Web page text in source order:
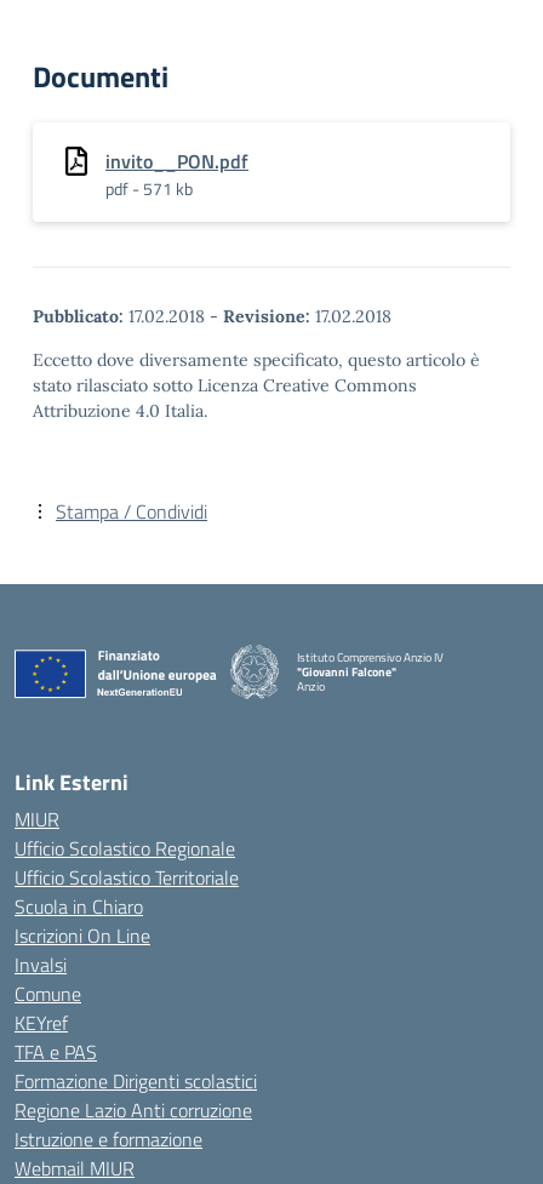
Documenti
invito__PON.pdf
pdf - 571 kb
Pubblicato: 17.02.2018 - Revisione: 17.02.2018
Eccetto dove diversamente specificato, questo articolo è
stato rilasciato sotto Licenza Creative Commons
Attribuzione 4.0 Italia.
Stampa / Condividi
Istituto Comprensivo Anzio IV
"Giovanni Falcone"
Anzio
Link Esterni
MIUR
Ufficio Scolastico Regionale
Ufficio Scolastico Territoriale
Scuola in Chiaro
Iscrizioni On Line
Invalsi
Comune
KEYref
TFA e PAS
Formazione Dirigenti scolastici
Regione Lazio Anti corruzione
Istruzione e formazione
Webmail MIUR